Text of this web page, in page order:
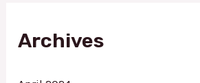
o
Archives